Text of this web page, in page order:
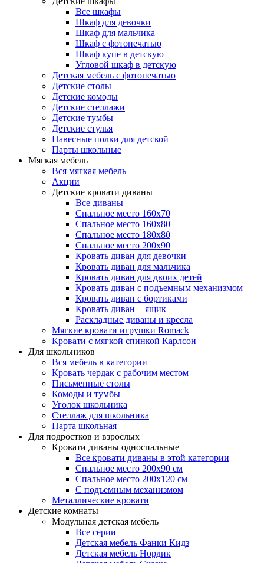
Все шкафы
Шкаф для девочки
Шкаф для мальчика
Шкаф с фотопечатью
Шкаф купе в детскую
Угловой шкаф в детскую
Детская мебель с фотопечатью
Детские столы
Детские комоды
Детские стеллажи
Детские тумбы
Детские стулья
Навесные полки для детской
Парты школьные
Мягкая мебель
Вся мягкая мебель
Акции
Детские кровати диваны
Все диваны
Спальное место 160х70
Спальное место 160х80
Спальное место 180х80
Спальное место 200х90
Кровать диван для девочки
Кровать диван для мальчика
Кровать диван для двоих детей
Кровать диван с подъемным механизмом
Кровать диван с бортиками
Кровать диван + ящик
Раскладные диваны и кресла
Мягкие кровати игрушки Romack
Кровати с мягкой спинкой Карлсон
Для школьников
Вся мебель в категории
Кровать чердак с рабочим местом
Письменные столы
Комоды и тумбы
Уголок школьника
Стеллаж для школьника
Парта школьная
Для подростков и взрослых
Кровати диваны односпальные
Все кровати диваны в этой категории
Спальное место 200х90 см
Спальное место 200х120 см
С подъемным механизмом
Металлические кровати
Детские комнаты
Модульная детская мебель
Все серии
Детская мебель Фанки Кидз
Детская мебель Нордик